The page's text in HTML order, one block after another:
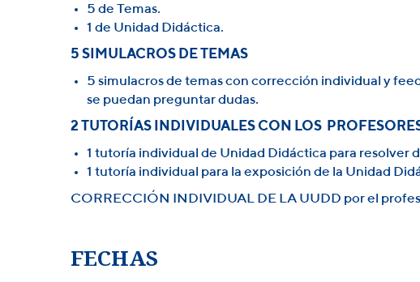
5 de Temas.
1 de Unidad Didáctica.
5 SIMULACROS DE TEMAS
5 simulacros de temas con corrección individual y
se puedan preguntar dudas.
2 TUTORÍAS INDIVIDUALES CON LOS
1 tutoría individual de Unidad Didáctica para resolver
1 tutoría individual para la exposición de la Unidad
CORRECCIÓN INDIVIDUAL DE LA UUDD por el
FECHAS